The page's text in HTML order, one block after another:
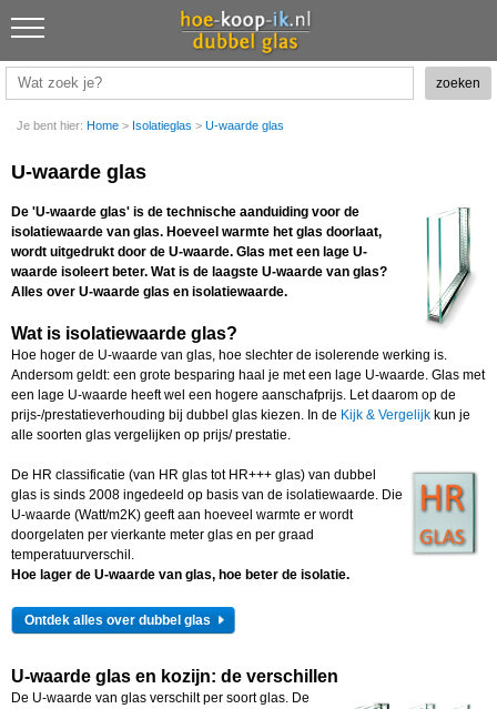
Je bent hier: Home > Isolatieglas > U-waarde glas
U-waarde glas
De 'U-waarde glas' is de technische aanduiding voor de
isolatiewaarde van glas. Hoeveel warmte het glas doorlaat,
wordt uitgedrukt door de U-waarde. Glas met een lage U-
waarde isoleert beter. Wat is de laagste U-waarde van glas?
Alles over U-waarde glas en isolatiewaarde.
Wat is isolatiewaarde glas?
Hoe hoger de U-waarde van glas, hoe slechter de isolerende werking is.
Andersom geldt: een grote besparing haal je met een lage U-waarde. Glas met
een lage U-waarde heeft wel een hogere aanschafprijs. Let daarom op de
prijs-/prestatieverhouding bij dubbel glas kiezen. In de Kijk & Vergelijk kun je
alle soorten glas vergelijken op prijs/ prestatie.
De HR classificatie (van HR glas tot HR+++ glas) van dubbel
glas is sinds 2008 ingedeeld op basis van de isolatiewaarde. Die
U-waarde (Watt/m2K) geeft aan hoeveel warmte er wordt
doorgelaten per vierkante meter glas en per graad
temperatuurverschil.
Hoe lager de U-waarde van glas, hoe beter de isolatie.
Ontdek alles over dubbel glas
U-waarde glas en kozijn: de verschillen
De U-waarde van glas verschilt per soort glas. De